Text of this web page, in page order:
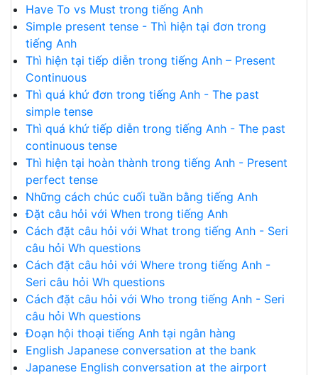
Have To vs Must trong tiếng Anh
Simple present tense - Thì hiện tại đơn trong
tiếng Anh
Thì hiện tại tiếp diễn trong tiếng Anh – Present
Continuous
Thì quá khứ đơn trong tiếng Anh - The past
simple tense
Thì quá khứ tiếp diễn trong tiếng Anh - The past
continuous tense
Thì hiện tại hoàn thành trong tiếng Anh - Present
perfect tense
Những cách chúc cuối tuần bằng tiếng Anh
Đặt câu hỏi với When trong tiếng Anh
Cách đặt câu hỏi với What trong tiếng Anh - Seri
câu hỏi Wh questions
Cách đặt câu hỏi với Where trong tiếng Anh -
Seri câu hỏi Wh questions
Cách đặt câu hỏi với Who trong tiếng Anh - Seri
câu hỏi Wh questions
Đoạn hội thoại tiếng Anh tại ngân hàng
English Japanese conversation at the bank
Japanese English conversation at the airport